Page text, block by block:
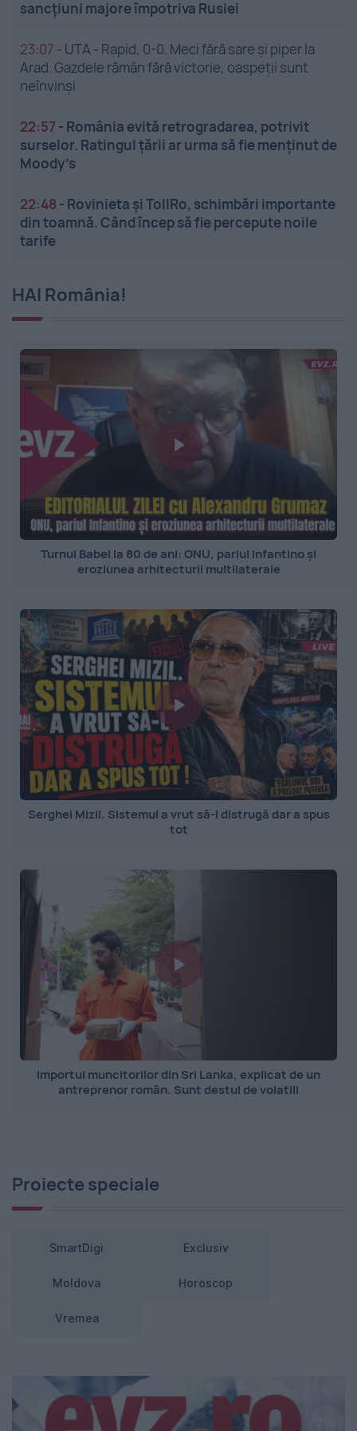
sancțiuni majore împotriva Rusiei
23:07 - UTA - Rapid, 0-0. Meci fără sare și piper la
Arad. Gazdele rămân fără victorie, oaspeții sunt
neînvinși
22:57 - România evită retrogradarea, potrivit
surselor. Ratingul țării ar urma să fie menținut de
Moody’s
22:48 - Rovinieta și TollRo, schimbări importante
din toamnă. Când încep să fie percepute noile
tarife
HAI România!
Turnul Babel la 80 de ani: ONU, pariul Infantino și
eroziunea arhitecturii multilaterale
Serghei Mizil. Sistemul a vrut să-l distrugă dar a spus
tot
Importul muncitorilor din Sri Lanka, explicat de un
antreprenor român. Sunt destul de volatili
Proiecte speciale
SmartDigi Exclusiv
Moldova Horoscop
Vremea